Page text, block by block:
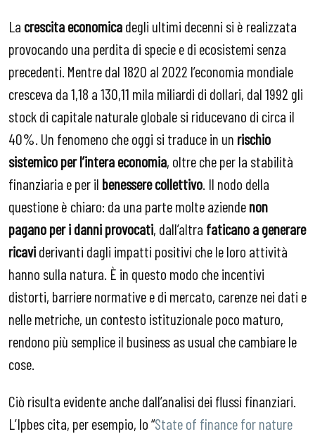
La crescita economicadegli ultimi decenni si è realizzata
provocando una perdita di specie e di ecosistemi senza
precedenti. Mentre dal 1820 al 2022 l’economia mondiale
cresceva da 1,18 a 130,11 mila miliardi di dollari, dal 1992 gli
stock di capitale naturale globale si riducevano di circa il
40%. Un fenomeno che oggi si traduce in un rischio
sistemico per l’intera economia, oltre che per la stabilità
finanziaria e per il benessere collettivo . Il nodo della
questione è chiaro: da una parte molte aziendenon
pagano per i danni provocati, dall’altra faticano a generare
ricaviderivanti dagli impatti positivi che le loro attività
hanno sulla natura. È in questo modo che incentivi
distorti, barriere normative e di mercato, carenze nei dati e
nelle metriche, un contesto istituzionale poco maturo,
rendono più semplice il business as usual che cambiare le
cose.
Ciò risulta evidente anche dall’analisi dei flussi finanziari.
L’Ipbes cita, per esempio, lo “State of finance for nature